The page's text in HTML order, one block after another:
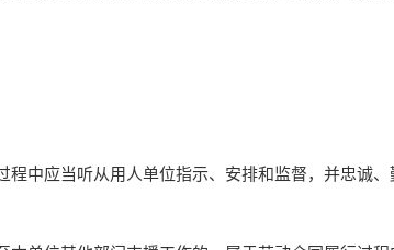
中应当听从用人单位指示、安排和监督，并忠诚、